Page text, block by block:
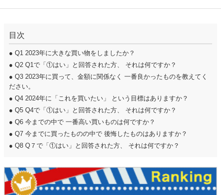
目次
● Q1 2023年に大きな買い物をしましたか？
● Q2 Q1で「①はい」と回答された方、 それは何ですか？
● Q3 2023年に買って、金額に関係なく 一番良かったものを教えてく
ださい。
● Q4 2024年に「これを買いたい」 という目標はありますか？
● Q5 Q4で「①はい」と回答された方、 それは何ですか？
● Q6 今までの中で 一番高い買いものは何ですか？
● Q7 今までに買ったものの中で 後悔したものはありますか？
● Q8 Q７で「①はい」と回答された方、 それは何ですか？